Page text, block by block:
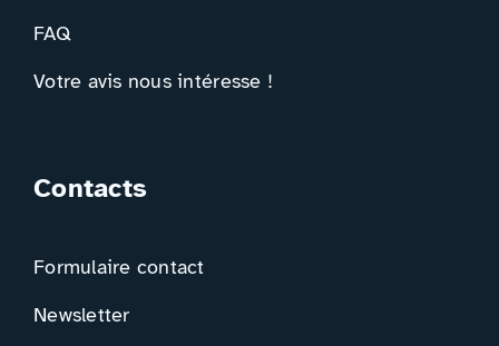
FAQ
Votre avis nous intéresse !
Contacts
Formulaire contact
Newsletter